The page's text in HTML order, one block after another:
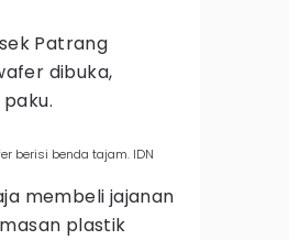
Patrang
dibuka,
berisi benda tajam. IDN
membeli jajanan
plastik